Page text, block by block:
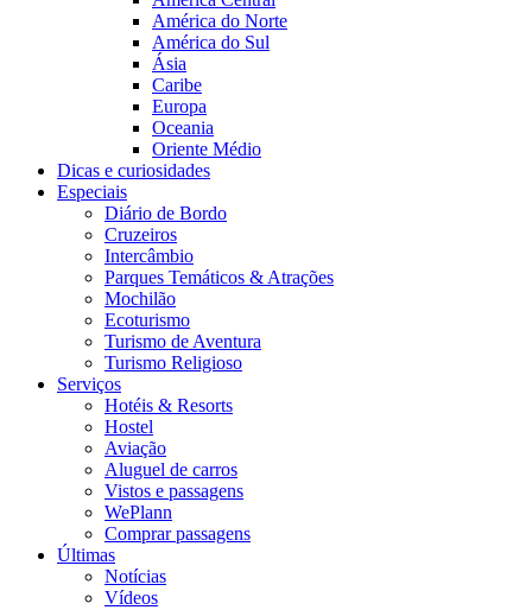
América do Norte
América do Sul
Ásia
Caribe
Europa
Oceania
Oriente Médio
Dicas e curiosidades
Especiais
Diário de Bordo
Cruzeiros
Intercâmbio
Parques Temáticos & Atrações
Mochilão
Ecoturismo
Turismo de Aventura
Turismo Religioso
Serviços
Hotéis & Resorts
Hostel
Aviação
Aluguel de carros
Vistos e passagens
WePlann
Comprar passagens
Últimas
Notícias
Vídeos